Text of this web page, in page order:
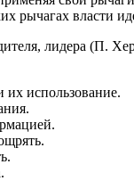
рычагах власти
лидера (П.
их использование.